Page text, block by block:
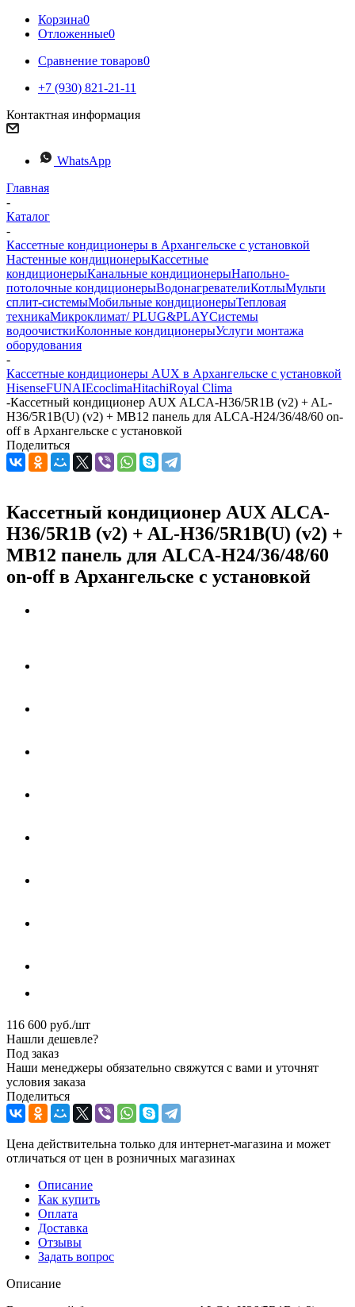
Корзина0
Отложенные0
Сравнение товаров0
+7 (930) 821-21-11
Контактная информация
WhatsApp
Главная
-
Каталог
-
Кассетные кондиционеры в Архангельске с установкой
Настенные кондиционерыКассетные
кондиционерыКанальные кондиционерыНапольно-
потолочные кондиционерыВодонагревателиКотлыМульти
сплит-системыМобильные кондиционерыТепловая
техникаМикроклимат/ PLUG&PLAYСистемы
водоочисткиКолонные кондиционерыУслуги монтажа
оборудования
-
Кассетные кондиционеры AUX в Архангельске с установкой
HisenseFUNAIEcoclimaHitachiRoyal Clima
-Кассетный кондиционер AUX ALCA-H36/5R1B (v2) + AL-
H36/5R1B(U) (v2) + MB12 панель для ALCA-H24/36/48/60 on-
off в Архангельске с установкой
Поделиться
Кассетный кондиционер AUX ALCA-
H36/5R1B (v2) + AL-H36/5R1B(U) (v2) +
MB12 панель для ALCA-H24/36/48/60
on-off в Архангельске с установкой
116 600 руб./шт
Нашли дешевле?
Под заказ
Наши менеджеры обязательно свяжутся с вами и уточнят
условия заказа
Поделиться
Цена действительна только для интернет-магазина и может
отличаться от цен в розничных магазинах
Описание
Как купить
Оплата
Доставка
Отзывы
Задать вопрос
Описание